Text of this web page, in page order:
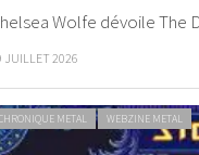
Wolfe dévoile The
JUILLET 2026
METAL WEBZINE METAL